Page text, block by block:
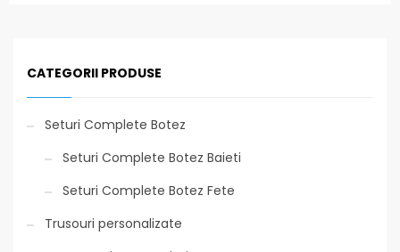
CATEGORII PRODUSE
Seturi Complete Botez
Seturi Complete Botez Baieti
Seturi Complete Botez Fete
Trusouri personalizate